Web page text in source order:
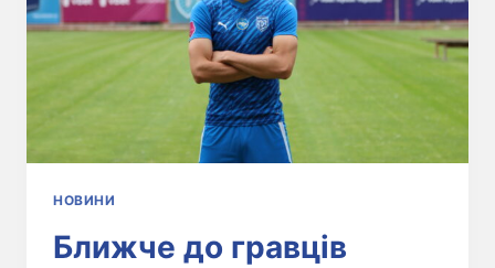
НОВИНИ
Ближче до гравців